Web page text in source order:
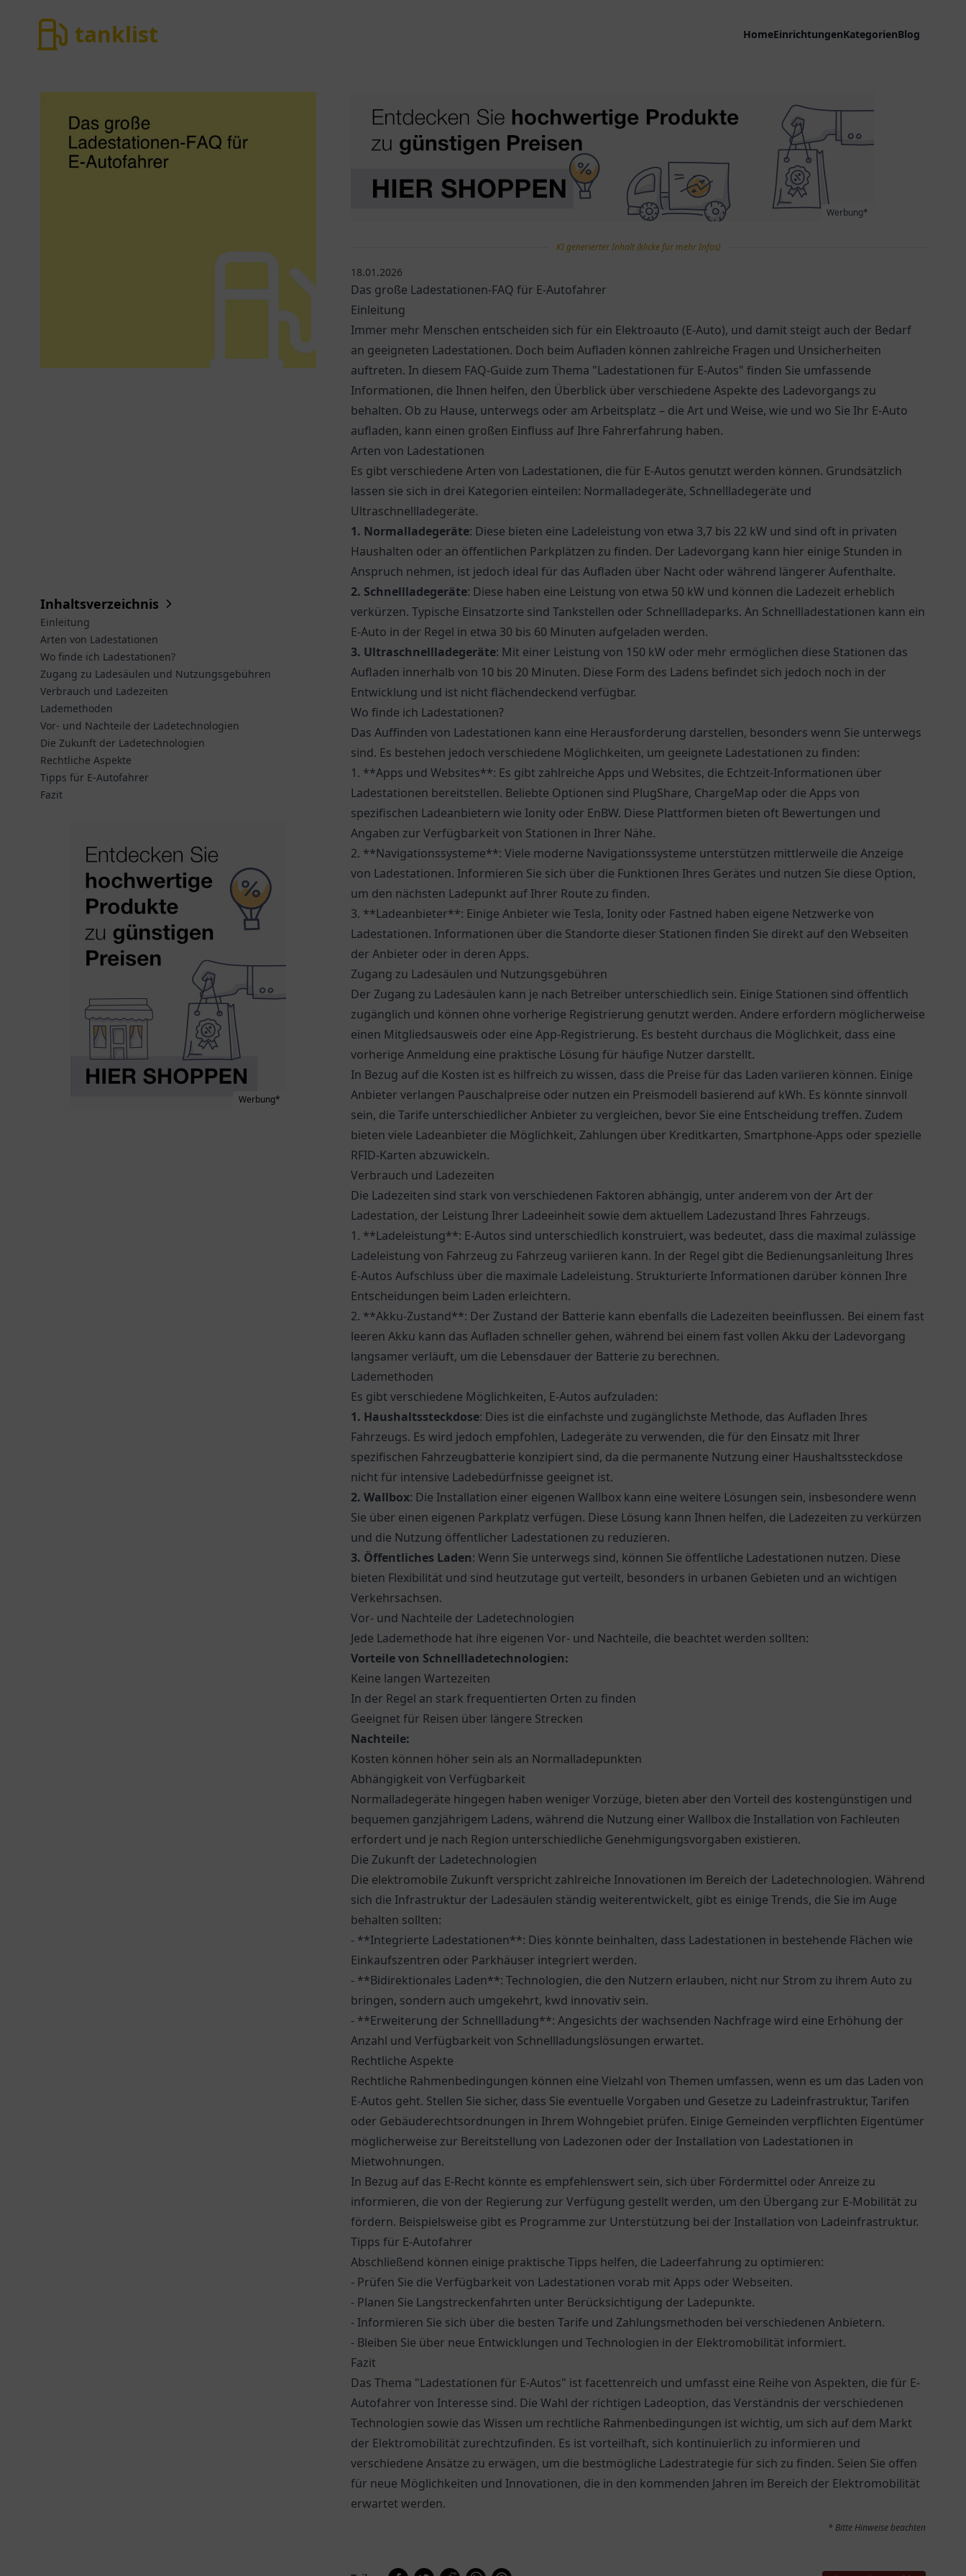
tanklist tanklist HomeEinrichtungenKategorienBlog
Inhaltsverzeichnis
Einleitung
Arten von Ladestationen
Wo finde ich Ladestationen?
Zugang zu Ladesäulen und Nutzungsgebühren
Verbrauch und Ladezeiten
Lademethoden
Vor- und Nachteile der Ladetechnologien
Die Zukunft der Ladetechnologien
Rechtliche Aspekte
Tipps für E-Autofahrer
Fazit
Werbung*
Werbung*
KI generierter Inhalt (klicke für mehr Infos)
18.01.2026
Das große Ladestationen-FAQ für E-Autofahrer
Einleitung
Immer mehr Menschen entscheiden sich für ein Elektroauto (E-Auto), und damit steigt auch der Bedarf
an geeigneten Ladestationen. Doch beim Aufladen können zahlreiche Fragen und Unsicherheiten
auftreten. In diesem FAQ-Guide zum Thema "Ladestationen für E-Autos" finden Sie umfassende
Informationen, die Ihnen helfen, den Überblick über verschiedene Aspekte des Ladevorgangs zu
behalten. Ob zu Hause, unterwegs oder am Arbeitsplatz – die Art und Weise, wie und wo Sie Ihr E-Auto
aufladen, kann einen großen Einfluss auf Ihre Fahrerfahrung haben.
Arten von Ladestationen
Es gibt verschiedene Arten von Ladestationen, die für E-Autos genutzt werden können. Grundsätzlich
lassen sie sich in drei Kategorien einteilen: Normalladegeräte, Schnellladegeräte und
Ultraschnellladegeräte.
1. Normalladegeräte: Diese bieten eine Ladeleistung von etwa 3,7 bis 22 kW und sind oft in privaten
Haushalten oder an öffentlichen Parkplätzen zu finden. Der Ladevorgang kann hier einige Stunden in
Anspruch nehmen, ist jedoch ideal für das Aufladen über Nacht oder während längerer Aufenthalte.
2. Schnellladegeräte: Diese haben eine Leistung von etwa 50 kW und können die Ladezeit erheblich
verkürzen. Typische Einsatzorte sind Tankstellen oder Schnellladeparks. An Schnellladestationen kann ein
E-Auto in der Regel in etwa 30 bis 60 Minuten aufgeladen werden.
3. Ultraschnellladegeräte: Mit einer Leistung von 150 kW oder mehr ermöglichen diese Stationen das
Aufladen innerhalb von 10 bis 20 Minuten. Diese Form des Ladens befindet sich jedoch noch in der
Entwicklung und ist nicht flächendeckend verfügbar.
Wo finde ich Ladestationen?
Das Auffinden von Ladestationen kann eine Herausforderung darstellen, besonders wenn Sie unterwegs
sind. Es bestehen jedoch verschiedene Möglichkeiten, um geeignete Ladestationen zu finden:
1. **Apps und Websites**: Es gibt zahlreiche Apps und Websites, die Echtzeit-Informationen über
Ladestationen bereitstellen. Beliebte Optionen sind PlugShare, ChargeMap oder die Apps von
spezifischen Ladeanbietern wie Ionity oder EnBW. Diese Plattformen bieten oft Bewertungen und
Angaben zur Verfügbarkeit von Stationen in Ihrer Nähe.
2. **Navigationssysteme**: Viele moderne Navigationssysteme unterstützen mittlerweile die Anzeige
von Ladestationen. Informieren Sie sich über die Funktionen Ihres Gerätes und nutzen Sie diese Option,
um den nächsten Ladepunkt auf Ihrer Route zu finden.
3. **Ladeanbieter**: Einige Anbieter wie Tesla, Ionity oder Fastned haben eigene Netzwerke von
Ladestationen. Informationen über die Standorte dieser Stationen finden Sie direkt auf den Webseiten
der Anbieter oder in deren Apps.
Zugang zu Ladesäulen und Nutzungsgebühren
Der Zugang zu Ladesäulen kann je nach Betreiber unterschiedlich sein. Einige Stationen sind öffentlich
zugänglich und können ohne vorherige Registrierung genutzt werden. Andere erfordern möglicherweise
einen Mitgliedsausweis oder eine App-Registrierung. Es besteht durchaus die Möglichkeit, dass eine
vorherige Anmeldung eine praktische Lösung für häufige Nutzer darstellt.
In Bezug auf die Kosten ist es hilfreich zu wissen, dass die Preise für das Laden variieren können. Einige
Anbieter verlangen Pauschalpreise oder nutzen ein Preismodell basierend auf kWh. Es könnte sinnvoll
sein, die Tarife unterschiedlicher Anbieter zu vergleichen, bevor Sie eine Entscheidung treffen. Zudem
bieten viele Ladeanbieter die Möglichkeit, Zahlungen über Kreditkarten, Smartphone-Apps oder spezielle
RFID-Karten abzuwickeln.
Verbrauch und Ladezeiten
Die Ladezeiten sind stark von verschiedenen Faktoren abhängig, unter anderem von der Art der
Ladestation, der Leistung Ihrer Ladeeinheit sowie dem aktuellem Ladezustand Ihres Fahrzeugs.
1. **Ladeleistung**: E-Autos sind unterschiedlich konstruiert, was bedeutet, dass die maximal zulässige
Ladeleistung von Fahrzeug zu Fahrzeug variieren kann. In der Regel gibt die Bedienungsanleitung Ihres
E-Autos Aufschluss über die maximale Ladeleistung. Strukturierte Informationen darüber können Ihre
Entscheidungen beim Laden erleichtern.
2. **Akku-Zustand**: Der Zustand der Batterie kann ebenfalls die Ladezeiten beeinflussen. Bei einem fast
leeren Akku kann das Aufladen schneller gehen, während bei einem fast vollen Akku der Ladevorgang
langsamer verläuft, um die Lebensdauer der Batterie zu berechnen.
Lademethoden
Es gibt verschiedene Möglichkeiten, E-Autos aufzuladen:
1. Haushaltssteckdose: Dies ist die einfachste und zugänglichste Methode, das Aufladen Ihres
Fahrzeugs. Es wird jedoch empfohlen, Ladegeräte zu verwenden, die für den Einsatz mit Ihrer
spezifischen Fahrzeugbatterie konzipiert sind, da die permanente Nutzung einer Haushaltssteckdose
nicht für intensive Ladebedürfnisse geeignet ist.
2. Wallbox: Die Installation einer eigenen Wallbox kann eine weitere Lösungen sein, insbesondere wenn
Sie über einen eigenen Parkplatz verfügen. Diese Lösung kann Ihnen helfen, die Ladezeiten zu verkürzen
und die Nutzung öffentlicher Ladestationen zu reduzieren.
3. Öffentliches Laden: Wenn Sie unterwegs sind, können Sie öffentliche Ladestationen nutzen. Diese
bieten Flexibilität und sind heutzutage gut verteilt, besonders in urbanen Gebieten und an wichtigen
Verkehrsachsen.
Vor- und Nachteile der Ladetechnologien
Jede Lademethode hat ihre eigenen Vor- und Nachteile, die beachtet werden sollten:
Vorteile von Schnellladetechnologien:
Keine langen Wartezeiten
In der Regel an stark frequentierten Orten zu finden
Geeignet für Reisen über längere Strecken
Nachteile:
Kosten können höher sein als an Normalladepunkten
Abhängigkeit von Verfügbarkeit
Normalladegeräte hingegen haben weniger Vorzüge, bieten aber den Vorteil des kostengünstigen und
bequemen ganzjährigem Ladens, während die Nutzung einer Wallbox die Installation von Fachleuten
erfordert und je nach Region unterschiedliche Genehmigungsvorgaben existieren.
Die Zukunft der Ladetechnologien
Die elektromobile Zukunft verspricht zahlreiche Innovationen im Bereich der Ladetechnologien. Während
sich die Infrastruktur der Ladesäulen ständig weiterentwickelt, gibt es einige Trends, die Sie im Auge
behalten sollten:
- **Integrierte Ladestationen**: Dies könnte beinhalten, dass Ladestationen in bestehende Flächen wie
Einkaufszentren oder Parkhäuser integriert werden.
- **Bidirektionales Laden**: Technologien, die den Nutzern erlauben, nicht nur Strom zu ihrem Auto zu
bringen, sondern auch umgekehrt, kwd innovativ sein.
- **Erweiterung der Schnellladung**: Angesichts der wachsenden Nachfrage wird eine Erhöhung der
Anzahl und Verfügbarkeit von Schnellladungslösungen erwartet.
Rechtliche Aspekte
Rechtliche Rahmenbedingungen können eine Vielzahl von Themen umfassen, wenn es um das Laden von
E-Autos geht. Stellen Sie sicher, dass Sie eventuelle Vorgaben und Gesetze zu Ladeinfrastruktur, Tarifen
oder Gebäuderechtsordnungen in Ihrem Wohngebiet prüfen. Einige Gemeinden verpflichten Eigentümer
möglicherweise zur Bereitstellung von Ladezonen oder der Installation von Ladestationen in
Mietwohnungen.
In Bezug auf das E-Recht könnte es empfehlenswert sein, sich über Fördermittel oder Anreize zu
informieren, die von der Regierung zur Verfügung gestellt werden, um den Übergang zur E-Mobilität zu
fördern. Beispielsweise gibt es Programme zur Unterstützung bei der Installation von Ladeinfrastruktur.
Tipps für E-Autofahrer
Abschließend können einige praktische Tipps helfen, die Ladeerfahrung zu optimieren:
- Prüfen Sie die Verfügbarkeit von Ladestationen vorab mit Apps oder Webseiten.
- Planen Sie Langstreckenfahrten unter Berücksichtigung der Ladepunkte.
- Informieren Sie sich über die besten Tarife und Zahlungsmethoden bei verschiedenen Anbietern.
- Bleiben Sie über neue Entwicklungen und Technologien in der Elektromobilität informiert.
Fazit
Das Thema "Ladestationen für E-Autos" ist facettenreich und umfasst eine Reihe von Aspekten, die für E-
Autofahrer von Interesse sind. Die Wahl der richtigen Ladeoption, das Verständnis der verschiedenen
Technologien sowie das Wissen um rechtliche Rahmenbedingungen ist wichtig, um sich auf dem Markt
der Elektromobilität zurechtzufinden. Es ist vorteilhaft, sich kontinuierlich zu informieren und
verschiedene Ansätze zu erwägen, um die bestmögliche Ladestrategie für sich zu finden. Seien Sie offen
für neue Möglichkeiten und Innovationen, die in den kommenden Jahren im Bereich der Elektromobilität
erwartet werden.
* Bitte Hinweise beachten